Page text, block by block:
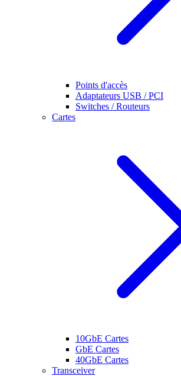
Points d'accès
Adaptateurs USB / PCI
Switches / Routeurs
Cartes
10GbE Cartes
GbE Cartes
40GbE Cartes
Transceiver